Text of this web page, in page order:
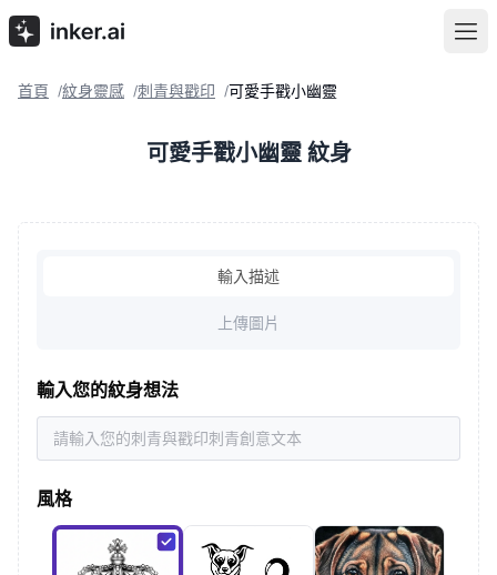
首頁 /紋身靈感 /刺青與戳印 /可愛手戳小幽靈
可愛手戳小幽靈 紋身
輸入描述
上傳圖片
輸入您的紋身想法
風格